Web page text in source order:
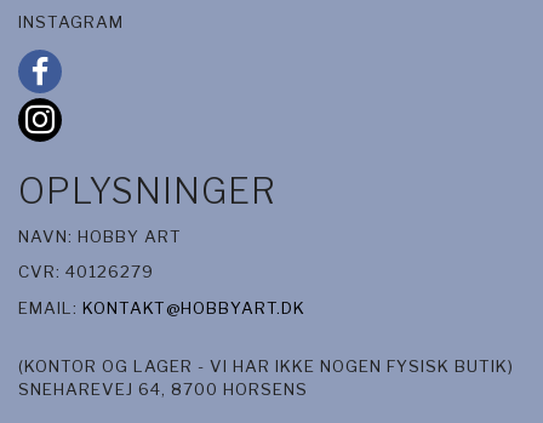
INSTAGRAM
OPLYSNINGER
NAVN: HOBBY ART
CVR: 40126279
EMAIL: KONTAKT@HOBBYART.DK
(KONTOR OG LAGER - VI HAR IKKE NOGEN FYSISK BUTIK)
SNEHAREVEJ 64, 8700 HORSENS